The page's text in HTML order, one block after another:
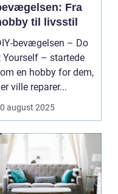
Fra
til livsstil
bevægelsen – Do
Yourself – startede
en hobby for dem,
ville reparer...
august 2025